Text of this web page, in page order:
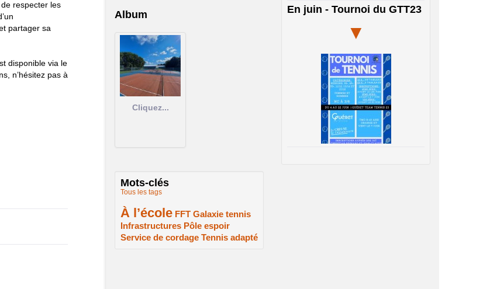
respecter les
partager sa
disponible via le
n’hésitez pas à
Album
Cliquez...
Mots-clés
Tous les tags
À l’école
2/2 FFT
1/2 Galaxie tennis
1/2
Infrastructures
1/2 Pôle espoir
1/2
Service de cordage
1/2 Tennis adapté
1/2
En juin - Tournoi du GTT23
▼